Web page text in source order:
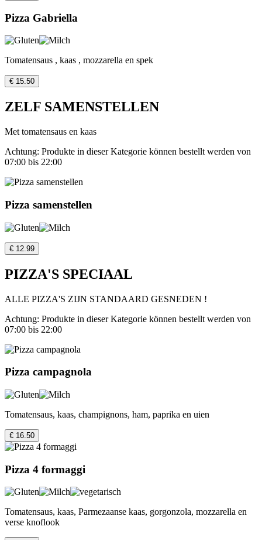
Pizza Gabriella
Tomatensaus , kaas , mozzarella en spek
€ 15.50
ZELF SAMENSTELLEN
Met tomatensaus en kaas
Achtung: Produkte in dieser Kategorie können bestellt werden von
07:00 bis 22:00
Pizza samenstellen
€ 12.99
PIZZA'S SPECIAAL
ALLE PIZZA'S ZIJN STANDAARD GESNEDEN !
Achtung: Produkte in dieser Kategorie können bestellt werden von
07:00 bis 22:00
Pizza campagnola
Tomatensaus, kaas, champignons, ham, paprika en uien
€ 16.50
Pizza 4 formaggi
Tomatensaus, kaas, Parmezaanse kaas, gorgonzola, mozzarella en
verse knoflook